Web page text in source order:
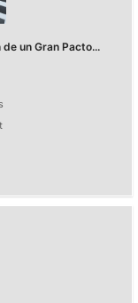
un Gran Pacto...